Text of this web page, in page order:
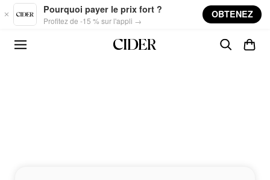
Skip to main content
Pourquoi payer le prix fort ?
Profitez de -15 % sur l'appli →
OBTENEZ